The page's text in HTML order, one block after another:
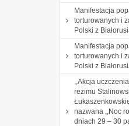
Manifestacja
torturowanych i
Polski z
Manifestacja
torturowanych i
Polski z
,,Akcja
reżimu
nazwana ,,Noc
dniach 29 – 30